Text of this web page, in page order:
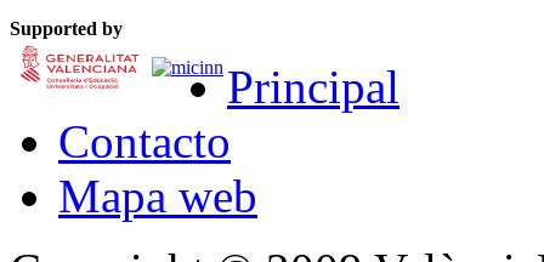
Supported by
Principal
Contacto
Mapa web